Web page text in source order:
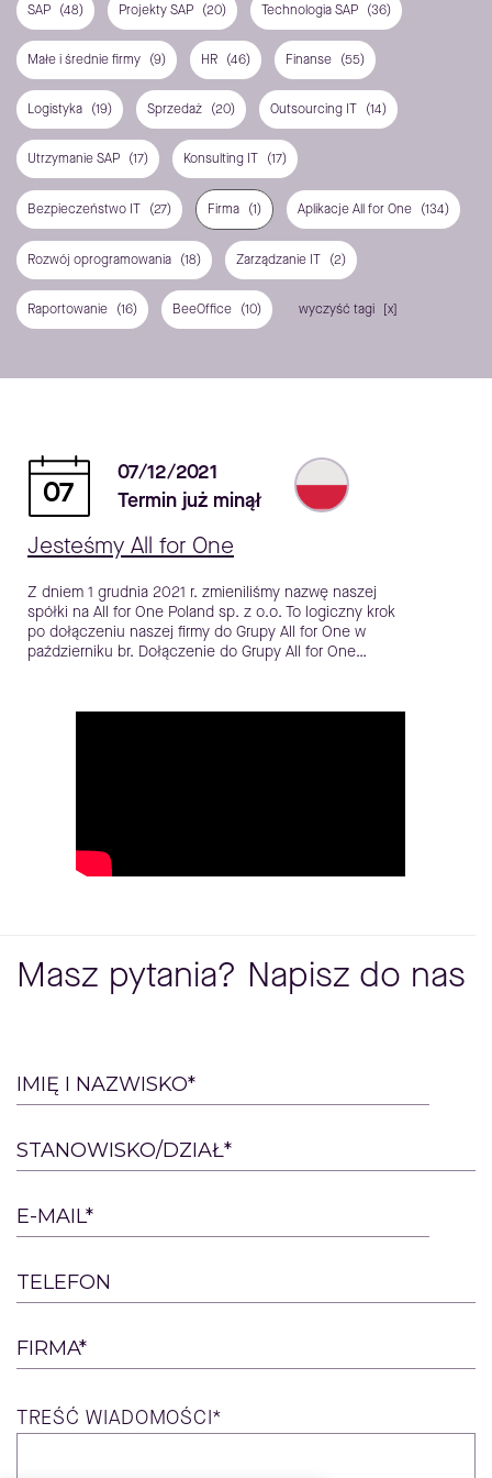
SAP (48) Projekty SAP (20) Technologia SAP (36)
Małe i średnie firmy (9) HR (46) Finanse (55)
Logistyka (19) Sprzedaż (20) Outsourcing IT (14)
Utrzymanie SAP (17) Konsulting IT (17)
Bezpieczeństwo IT (27) Firma (1) Aplikacje All for One (134)
Rozwój oprogramowania (18) Zarządzanie IT (2)
Raportowanie (16) BeeOffice (10) wyczyść tagi
07
07/12/2021
Termin już minął
Jesteśmy All for One
Z dniem 1 grudnia 2021 r. zmieniliśmy nazwę naszej
spółki na All for One Poland sp. z o.o. To logiczny krok
po dołączeniu naszej firmy do Grupy All for One w
październiku br. Dołączenie do Grupy All for One…
Masz pytania? Napisz do nas
Please
leave
this
field
empty.
IMIĘ I NAZWISKO*
STANOWISKO/DZIAŁ*
E-MAIL*
TELEFON
FIRMA*
TREŚĆ WIADOMOŚCI*